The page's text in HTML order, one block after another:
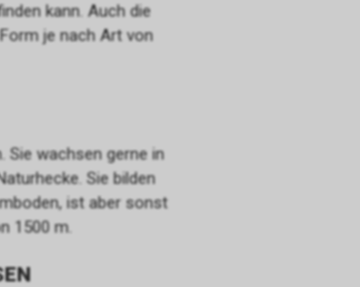
kann. Auch die
je nach Art von
Sie wachsen gerne in
Sie bilden
ist aber sonst
1500 m.